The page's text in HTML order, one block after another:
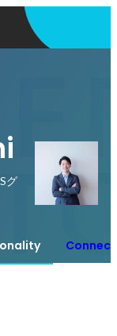
グ